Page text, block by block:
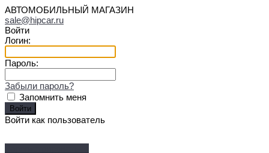
АВТОМОБИЛЬНЫЙ МАГАЗИН
sale@hipcar.ru
Войти
Логин:
Пароль:
Забыли пароль?
Запомнить меня
Войти как пользователь